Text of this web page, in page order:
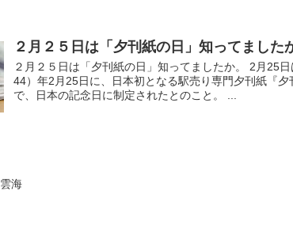
２月２５日は「夕刊紙の日」知ってました
２月２５日は「夕刊紙の日」知ってましたか。 2月25
44）年2月25日に、日本初となる駅売り専門夕刊紙『
で、日本の記念日に制定されたとのこと。 ...
雲海